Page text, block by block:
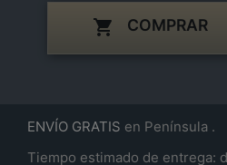
 COMPRAR
ENVÍO GRATIS en Península .
Tiempo estimado de entrega: